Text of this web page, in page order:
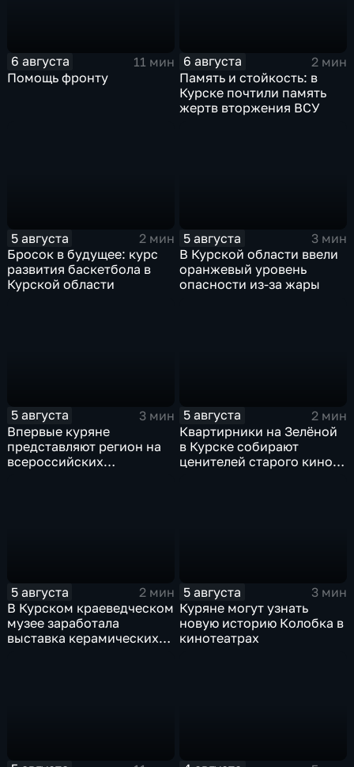
6 августа
11 мин
Помощь фронту
6 августа
2 мин
Память и стойкость: в
Курске почтили память
жертв вторжения ВСУ
5 августа
2 мин
Бросок в будущее: курс
развития баскетбола в
Курской области
5 августа
3 мин
В Курской области ввели
оранжевый уровень
опасности из-за жары
5 августа
3 мин
Впервые куряне
представляют регион на
всероссийских
5 августа
2 мин
Квартирники на Зелёной
в Курске собирают
ценителей старого кино
5 августа
2 мин
В Курском краеведческом
музее заработала
выставка керамических
5 августа
3 мин
Куряне могут узнать
новую историю Колобка в
кинотеатрах